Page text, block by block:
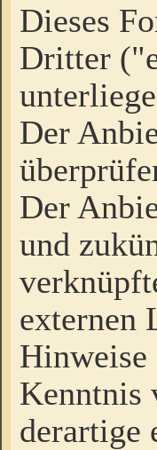
Dieses
Dritter
Der
Der
und
externen
Hinweise
Kenntnis
derartige